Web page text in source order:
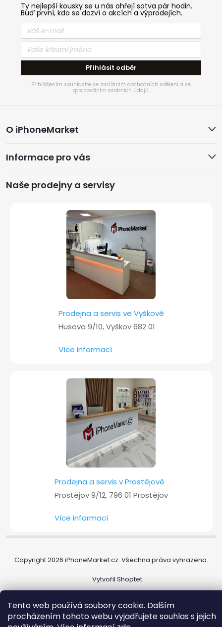
Tento web používá soubory cookie. Dalším
procházením tohoto webu vyjadřujete souhlas s jejich
Ty nejlepší kousky se u nás ohřejí sotva pár hodin.
Buď první, kdo se dozví o akcích a výprodejích.
Přihlásit odběr
Přihlášením souhlasíte se zasíláním obchodních sdělení a se
zpracováním osobních údajů.
á
p
a
O iPhoneMarket
Informace pro vás
Naše prodejny a servisy
Prodejna a servis ve Vyškově
Husova 9/10, Vyškov 682 01
Více informací
Prodejna a servis v Prostějově
Prostějov 9/12, 796 01 Prostějov
Více informací
Vytvořil Shoptet
Copyright 2026 iPhoneMarket.cz. Všechna práva vyhrazena.